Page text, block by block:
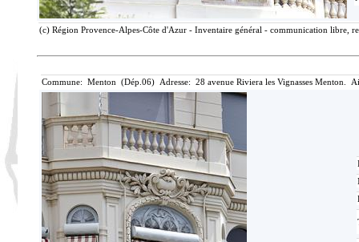
(c) Région Provence-Alpes-Côte d'Azur - Inventaire général - communication libre,
Commune: Menton (Dép.06) Adresse: 28 avenue Riviera les Vignasses Menton.